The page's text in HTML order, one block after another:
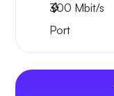
300 Mbit/s
Port